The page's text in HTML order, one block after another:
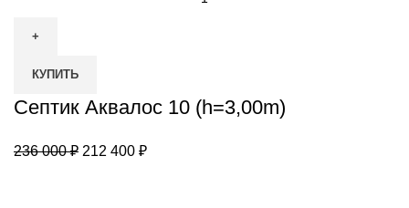
Септик
(h=3,00m)
КУПИТЬ
Септик Аквалос 10 (h=3,00m)
236 000₽ Первоначальная
212 400 ₽Текущая